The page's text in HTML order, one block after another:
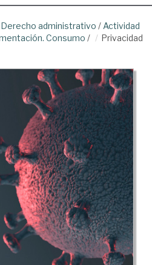
Derecho administrativo / Actividad
Consumo /
Privacidad